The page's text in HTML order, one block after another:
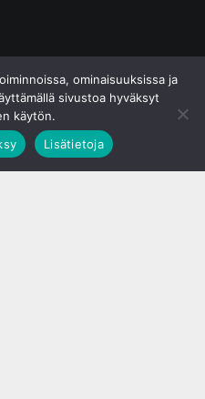
ominaisuuksissa ja
sivustoa hyväksyt
käytön.
Lisätietoja